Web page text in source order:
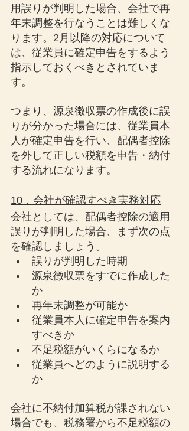
用誤りが判明した場合、会社で再
年末調整を行なうことは難しくな
ります。2月以降の対応について
は、従業員に確定申告をするよう
指示しておくべきとされていま
す。
つまり、源泉徴収票の作成後に誤
りが分かった場合には、従業員本
人が確定申告を行い、配偶者控除
を外して正しい税額を申告・納付
する流れになります。
10．会社が確認すべき実務対応
会社としては、配偶者控除の適用
誤りが判明した場合、まず次の点
を確認しましょう。
誤りが判明した時期
源泉徴収票をすでに作成した
か
再年末調整が可能か
従業員本人に確定申告を案内
すべきか
不足税額がいくらになるか
従業員へどのように説明する
か
会社に不納付加算税が課されない
場合でも、税務署から不足税額の